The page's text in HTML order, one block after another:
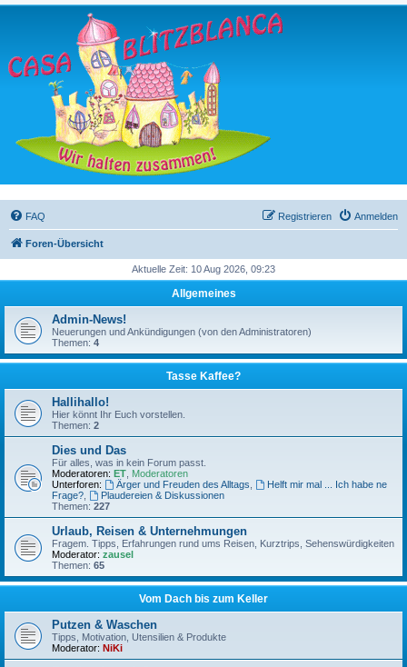
FAQ Anmelden
Registrieren
Foren-Übersicht
Aktuelle Zeit: 10 Aug 2026, 09:23
Allgemeines
Admin-News!
Neuerungen und Ankündigungen (von den Administratoren)
Themen: 4
Tasse Kaffee?
Hallihallo!
Hier könnt Ihr Euch vorstellen.
Themen: 2
Dies und Das
Für alles, was in kein Forum passt.
Moderatoren: ET Moderatoren
Unterforen:
Ärger und Freuden des Alltags
Helft mir mal ... Ich habe ne
Frage?
Plaudereien & Diskussionen
Themen: 227
Urlaub, Reisen & Unternehmungen
Fragem. Tipps, Erfahrungen rund ums Reisen, Kurztrips, Sehenswürdigkeiten
Moderator: zausel
Themen: 65
Vom Dach bis zum Keller
Putzen & Waschen
Tipps, Motivation, Utensilien & Produkte
Moderator: NiKi